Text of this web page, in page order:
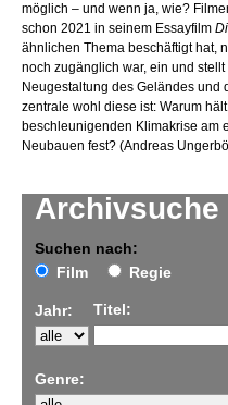
Archivsuche
Suchen nach:
Film
Regie
Jahr: Titel:
Genre:
möglich – und wenn ja, wie?
schon 2021 in seinem Essayfilm
ähnlichen Thema beschäftigt hat,
noch zugänglich war, ein und
Neugestaltung des Geländes und
zentrale wohl diese ist: Warum
beschleunigenden Klimakrise am
Neubauen fest? (Andreas